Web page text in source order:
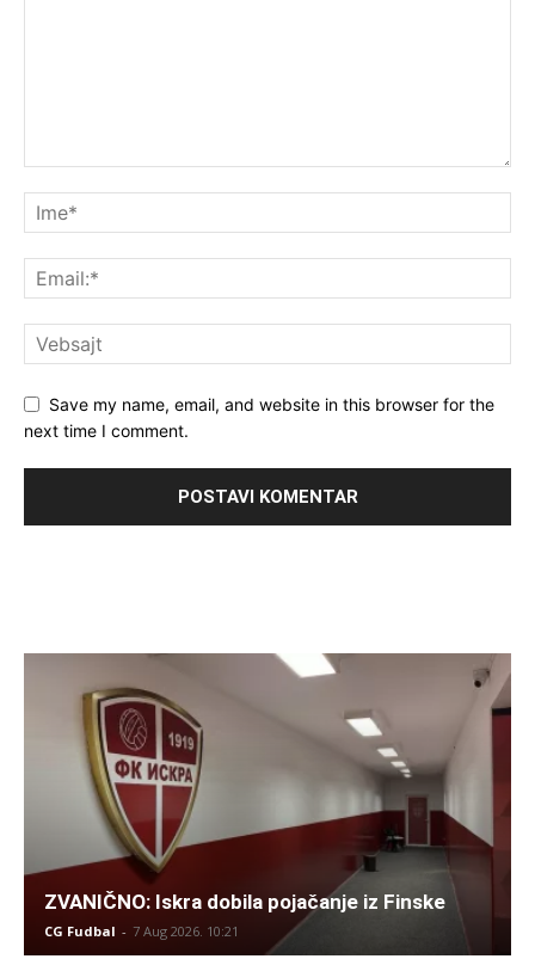
Save my name, email, and website in this browser for the
next time I comment.
ZVANIČNO: Iskra dobila pojačanje iz Finske
CG Fudbal - 7 Aug 2026. 10:21